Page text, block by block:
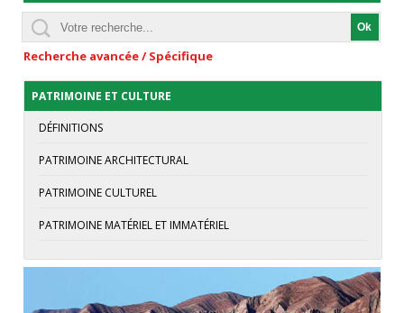
Recherche avancée / Spécifique
PATRIMOINE ET CULTURE
DÉFINITIONS
PATRIMOINE ARCHITECTURAL
PATRIMOINE CULTUREL
PATRIMOINE MATÉRIEL ET IMMATÉRIEL